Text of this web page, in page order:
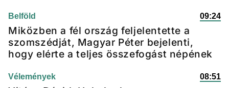
Belföld 09:24
Miközben a fél ország feljelentette a
szomszédját, Magyar Péter bejelenti,
hogy elérte a teljes összefogást népének
Vélemények 08:51